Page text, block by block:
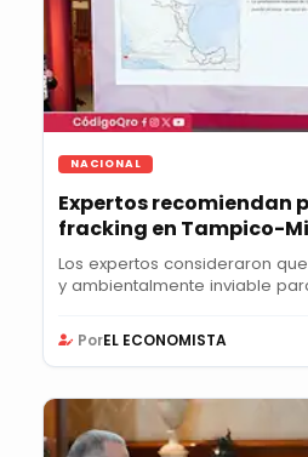
NACIONAL
Expertos recomiendan
fracking en Tampico-
Los expertos consideraron
y ambientalmente inviable
PorEL ECONOMISTA